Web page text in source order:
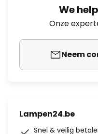
We
Onze
Neem
Lampen24.be
Snel & veilig